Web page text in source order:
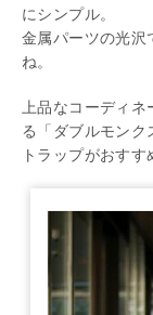
にシンプル。
金属パーツの光沢
ね。
上品なコーディ
る「ダブルモン
トラップがおすす